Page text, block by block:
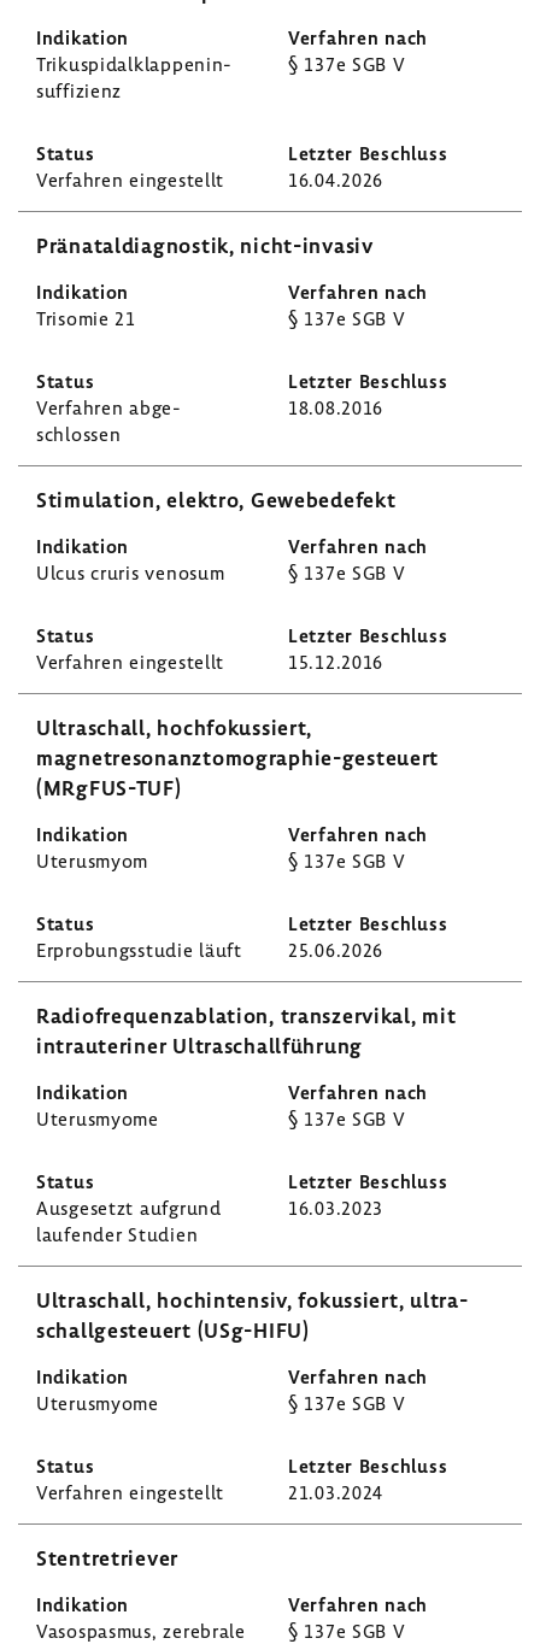
Triku­spi­dal­klap­pen­in­
suf­fi­zienz
§ 137e SGB V
Verfahren einge­stellt 16.04.2026
Präna­tal­dia­gnostik, nicht-​invasiv
Trisomie 21 § 137e SGB V
Verfahren abge­
schlossen
18.08.2016
Stimu­la­tion, elektro, Gewe­be­de­fekt
Ulcus cruris venosum § 137e SGB V
Verfahren einge­stellt 15.12.2016
Ultra­schall, hoch­fo­kus­siert,
magnetresonanztomographie-​gesteuert
(MRgFUS-​TUF)
Uterus­myom § 137e SGB V
Erpro­bungs­studie läuft 25.06.2026
Radio­fre­quenz­ab­la­tion, transzer­vikal, mit
intrau­te­riner Ultra­schall­füh­rung
Uterus­myome § 137e SGB V
Ausge­setzt aufgrund
laufender Studien
16.03.2023
Ultra­schall, hoch­in­tensiv, fokus­siert, ultra­
schall­ge­steuert (USg-​HIFU)
Uterus­myome § 137e SGB V
Verfahren einge­stellt 21.03.2024
Sten­tre­triever
Vaso­s­pasmus, zere­brale
§ 137e SGB V